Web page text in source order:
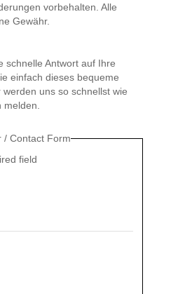
vorbehalten. Alle
Gewähr.
schnelle Antwort auf Ihre
einfach dieses bequeme
uns so schnellst wie
melden.
/ Contact Form
field